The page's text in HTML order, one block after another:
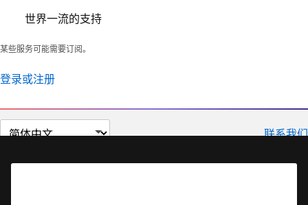
世界一流的支持
某些服务可能需要订阅。
登录或注册
切
联系我们